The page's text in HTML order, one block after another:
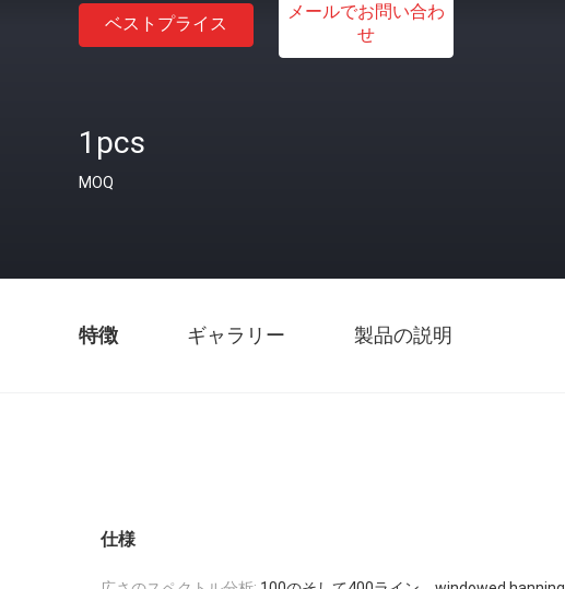
ベストプライス
メールでお問い合わ
せ
1pcs
MOQ
特徴 ギャラリー 製品の説明
仕様